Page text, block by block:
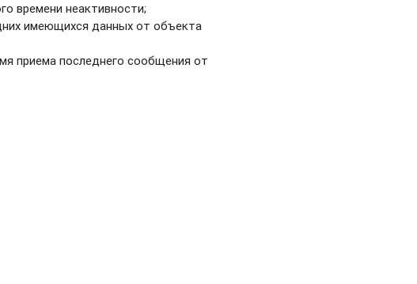
времени неактивности;
имеющихся данных от объекта
приема последнего сообщения от